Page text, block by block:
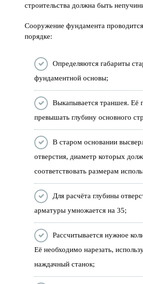
строительства должна быть
Сооружение фундамента
порядке:
Определяются габариты
фундаментной основы;
Выкапывается траншея. Её
превышать глубину основного
В старом основании
отверстия, диаметр которых
соответствовать размерам
Для расчёта глубины
арматуры умножается на 35;
Рассчитывается нужное
Её необходимо нарезать,
наждачный станок;